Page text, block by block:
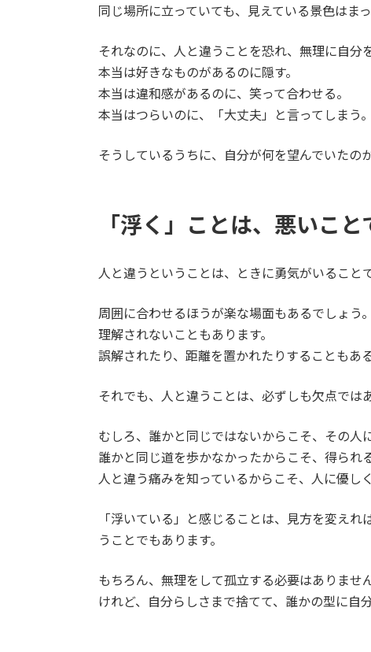
同じ場所に立っていても、見えている景色はま
それなのに、人と違うことを恐れ、無理に自分
本当は好きなものがあるのに隠す。
本当は違和感があるのに、笑って合わせる。
本当はつらいのに、「大丈夫」と言ってしまう。
そうしているうちに、自分が何を望んでいたの
「浮く」ことは、悪いこ
人と違うということは、ときに勇気がいることで
周囲に合わせるほうが楽な場面もあるでしょう。
理解されないこともあります。
誤解されたり、距離を置かれたりすることもあ
それでも、人と違うことは、必ずしも欠点では
むしろ、誰かと同じではないからこそ、その人
誰かと同じ道を歩かなかったからこそ、得られ
人と違う痛みを知っているからこそ、人に優し
「浮いている」と感じることは、見方を変え
うことでもあります。
もちろん、無理をして孤立する必要はありません
けれど、自分らしさまで捨てて、誰かの型に自